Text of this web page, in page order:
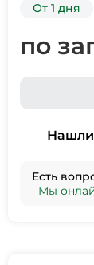
От 1 дня
по
Нашли
Есть
Мы